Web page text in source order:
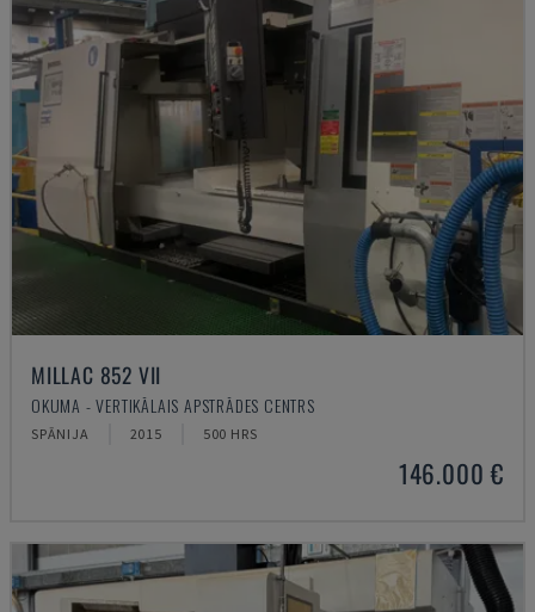
MILLAC 852 VII
OKUMA - VERTIKĀLAIS APSTRĀDES CENTRS
SPĀNIJA 2015 500 HRS
146.000 €